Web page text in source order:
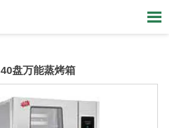

40盘万能蒸烤箱